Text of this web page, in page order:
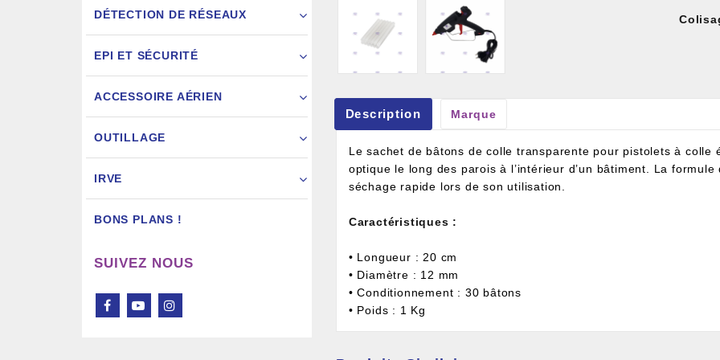
DÉTECTION DE RÉSEAUX
EPI ET SÉCURITÉ
ACCESSOIRE AÉRIEN
OUTILLAGE
IRVE
BONS PLANS !
SUIVEZ NOUS
Description Marque
Le sachet de bâtons de colle transparente pour pistolets à
optique le long des parois à l’intérieur d’un bâtiment. La
séchage rapide lors de son utilisation.
Caractéristiques :
• Longueur : 20 cm
• Diamètre : 12 mm
• Conditionnement : 30 bâtons
• Poids : 1 Kg